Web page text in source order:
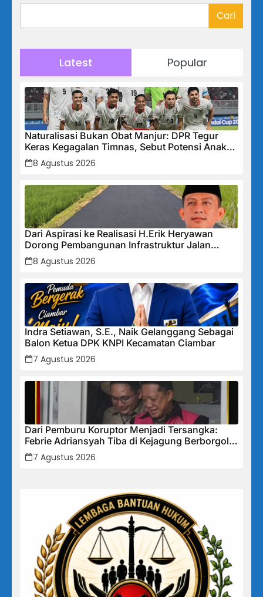
Cari
Latest Popular
Naturalisasi Bukan Obat Manjur: DPR Tegur
Keras Kegagalan Timnas, Sebut Potensi Anak
Bangsa Terabaikan Demi “Jalan Pintas”
8 Agustus 2026
Dari Aspirasi ke Realisasi H.Erik Heryawan
Dorong Pembangunan Infrastruktur Jalan
Cikalong Bunder
8 Agustus 2026
Indra Setiawan, S.E., Naik Gelanggang Sebagai
Balon Ketua DPK KNPI Kecamatan Ciambar
7 Agustus 2026
Dari Pemburu Koruptor Menjadi Tersangka:
Febrie Adriansyah Tiba di Kejagung Berborgol,
Bawa Map Biru dan Senyum Penuh Teka-teki
7 Agustus 2026